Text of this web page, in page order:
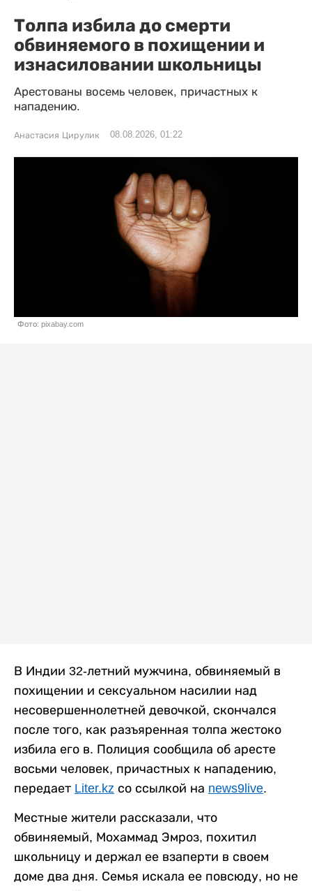
Толпа избила до смерти
обвиняемого в похищении и
изнасиловании школьницы
Арестованы восемь человек, причастных к
нападению.
Анастасия Цирулик 08.08.2026, 01:22
Фото: pixabay.com
В Индии 32-летний мужчина, обвиняемый в
похищении и сексуальном насилии над
несовершеннолетней девочкой, скончался
после того, как разъяренная толпа жестоко
избила его в. Полиция сообщила об аресте
восьми человек, причастных к нападению,
передает Liter.kz со ссылкой на news9live.
Местные жители рассказали, что
обвиняемый, Мохаммад Эмроз, похитил
школьницу и держал ее взаперти в своем
доме два дня. Семья искала ее повсюду, но не